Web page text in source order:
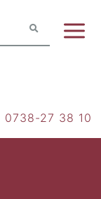
0738-27 38 10